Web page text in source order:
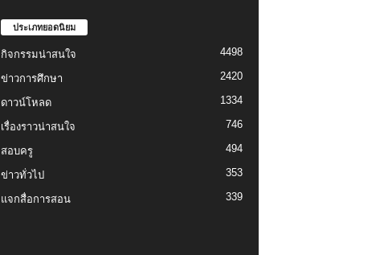
ประเภทยอดนิยม
กิจกรรมน่าสนใจ 4498
ข่าวการศึกษา 2420
ดาวน์โหลด 1334
เรื่องราวน่าสนใจ 746
สอบครู 494
ข่าวทั่วไป 353
แจกสื่อการสอน 339